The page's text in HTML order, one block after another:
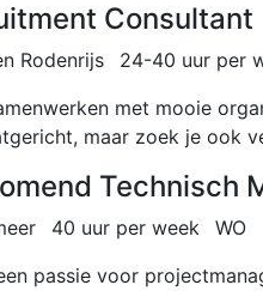
Consultant
Rodenrijs 24-40 uur per
met mooie
maar zoek je ook
Technisch
40 uur per week
WO
passie voor